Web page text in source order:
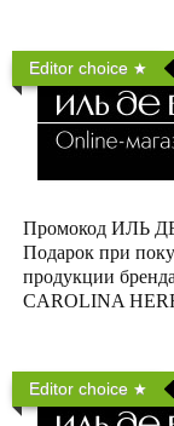
Editor choice
Промокод ИЛЬ
Подарок при
продукции бренда
CAROLINA
Editor choice